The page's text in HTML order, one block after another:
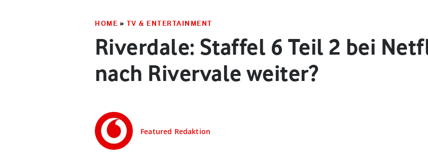
HOME » TV & ENTERTAINMENT
Riverdale: Staffel 6 Teil 2 bei
nach Rivervale weiter?
Featured Redaktion